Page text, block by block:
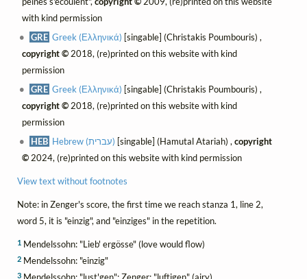
with kind permission
GRE Greek (Ελληνικά) [singable] (Christakis Poumbouris) ,
copyright ©2018, (re)printed on this website with kind
permission
GRE Greek (Ελληνικά) [singable] (Christakis Poumbouris) ,
copyright ©2018, (re)printed on this website with kind
permission
HEB
Hebrew (עברית) [singable] (Hamutal Atariah) ,copyright
©2024, (re)printed on this website with kind permission
View text without footnotes
Note: in Zenger's score, the first time we reach stanza 1, line 2,
word 5, it is "einzig", and "einziges" in the repetition.
1Mendelssohn: "Lieb' ergösse" (love would flow)
2Mendelssohn: "einzig"
3